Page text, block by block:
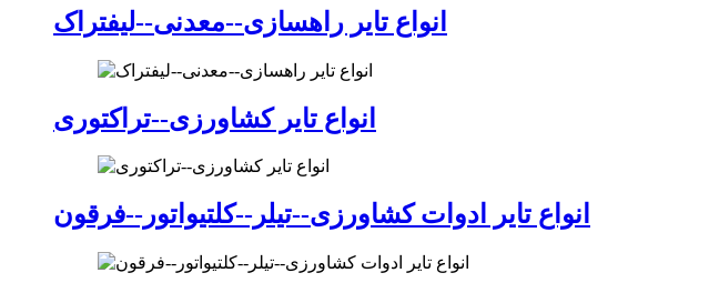
انواع تایر راهسازی--معدنی--لیفتراک
انواع تایر کشاورزی--تراکتوری
انواع تایر ادوات کشاورزی--تیلر--کلتیواتور--فرقون